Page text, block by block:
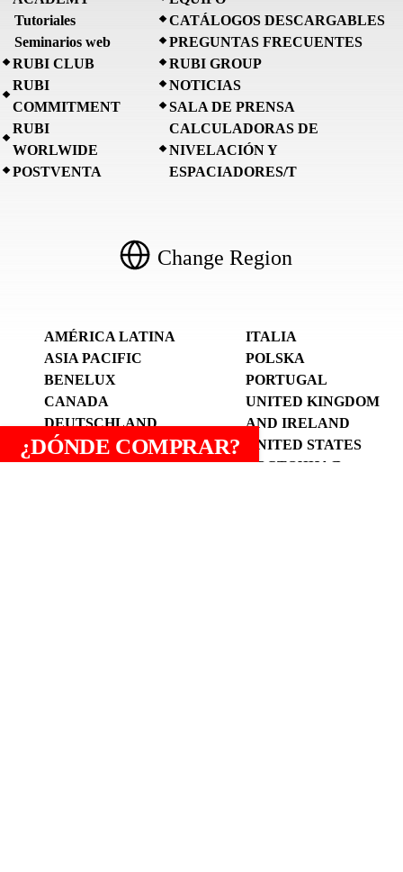
¿DÓNDE COMPRAR?
Tutoriales
Seminarios web
RUBI CLUB
RUBI
COMMITMENT
RUBI
WORLWIDE
POSTVENTA
CATÁLOGOS DESCARGABLES
PREGUNTAS FRECUENTES
RUBI GROUP
NOTICIAS
SALA DE PRENSA
CALCULADORAS DE
NIVELACIÓN Y
ESPACIADORES/T
Change Region
AMÉRICA LATINA
ASIA PACIFIC
BENELUX
CANADA
DEUTSCHLAND
UND ÖSTERREICH
ESPANYA (CATALÀ)
ITALIA
POLSKA
PORTUGAL
UNITED KINGDOM
AND IRELAND
UNITED STATES
ВОСТОЧНАЯ